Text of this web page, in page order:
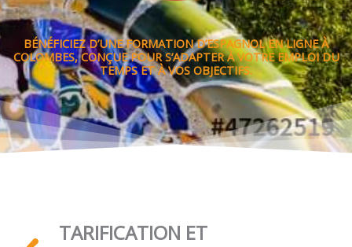
BÉNÉFICIEZ D’UNE FORMATION D’ESPAGNOL EN LIGNE À
COLOMBES, CONÇUE POUR S’ADAPTER À VOTRE EMPLOI DU
TEMPS ET À VOS OBJECTIFS.
TARIFICATION ET